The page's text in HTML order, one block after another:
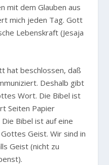
mit dem Glauben aus
mich jeden Tag. Gott
Lebenskraft (Jesaja
hat beschlossen, daß
Deshalb gibt
Wort. Die Bibel ist
Seiten Papier
Bibel ist auf eine
Geist. Wir sind in
Geist (nicht zu